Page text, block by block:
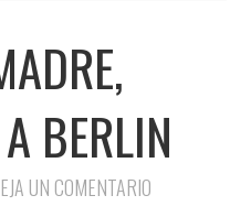
BERLIN
UN COMENTARIO